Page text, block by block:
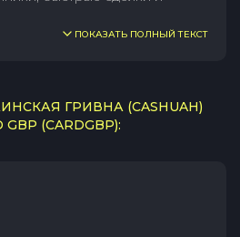
ПОКАЗАТЬ ПОЛНЫЙ ТЕКСТ
ГРИВНА (CASHUAH)
(CARDGBP):